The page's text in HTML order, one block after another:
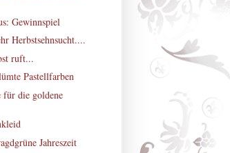
Gewinnspiel
Herbstsehnsucht....
ruft...
Pastellfarben
für die goldene
Jahreszeit